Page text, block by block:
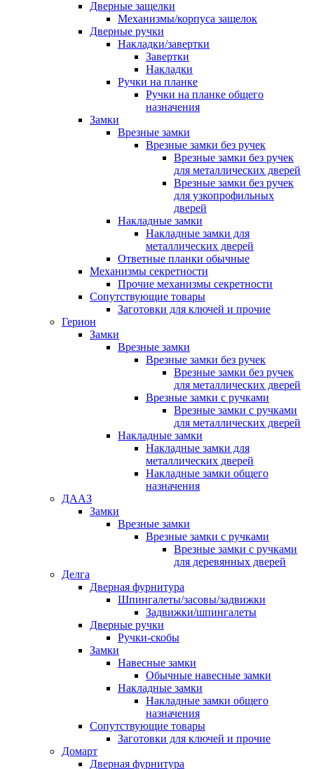
Дверные защелки
Механизмы/корпуса защелок
Дверные ручки
Накладки/завертки
Завертки
Накладки
Ручки на планке
Ручки на планке общего
назначения
Замки
Врезные замки
Врезные замки без ручек
Врезные замки без ручек
для металлических дверей
Врезные замки без ручек
для узкопрофильных
дверей
Накладные замки
Накладные замки для
металлических дверей
Ответные планки обычные
Механизмы секретности
Прочие механизмы секретности
Сопутствующие товары
Заготовки для ключей и прочие
Герион
Замки
Врезные замки
Врезные замки без ручек
Врезные замки без ручек
для металлических дверей
Врезные замки с ручками
Врезные замки с ручками
для металлических дверей
Накладные замки
Накладные замки для
металлических дверей
Накладные замки общего
назначения
ДААЗ
Замки
Врезные замки
Врезные замки с ручками
Врезные замки с ручками
для деревянных дверей
Делга
Дверная фурнитура
Шпингалеты/засовы/задвижки
Задвижки/шпингалеты
Дверные ручки
Ручки-скобы
Замки
Навесные замки
Обычные навесные замки
Накладные замки
Накладные замки общего
назначения
Сопутствующие товары
Заготовки для ключей и прочие
Домарт
Дверная фурнитура